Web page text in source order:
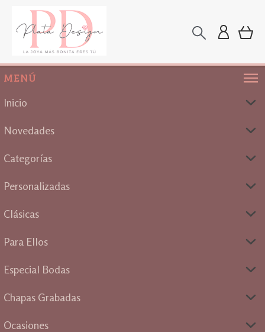
MENÚ
Inicio
Novedades
Categorías
Personalizadas
Clásicas
Para Ellos
Especial Bodas
Chapas Grabadas
Ocasiones